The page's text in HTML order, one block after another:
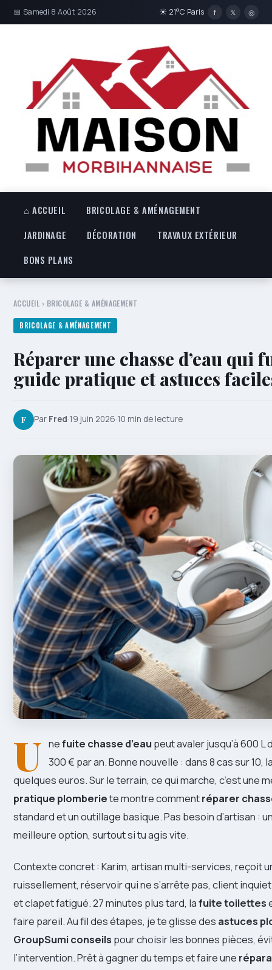
📅 Samedi 8 Août 2026 ☀ 21°C Paris f 𝕏 ◎
⌂ ACCUEIL
BRICOLAGE & AMÉNAGEMENT
JARDINAGE
DÉCORATION
TRAVAUX EXTÉRIEUR
BONS PLANS
ACCUEIL › BRICOLAGE & AMÉNAGEMENT
BRICOLAGE & AMÉNAGEMENT
Réparer une chasse d’eau qui
guide pratique et astuces
F Par Fred·19 juin 2026·10 min de lecture
U nefuite chasse d’eau peut avaler jusqu’à 600
300 € par an. Bonne nouvelle : dans 8 cas sur
quelques euros. Sur le terrain, ce qui marche, c’est une
pratique plomberiete montre commentréparer
standard et un outillage basique. Pas besoin d’artisan :
meilleure option, surtout si tu agis vite.
Contexte concret : Karim, artisan multi-services, reçoit
ruissellement, réservoir qui ne s’arrête pas, client
et clapet fatigué. 27 minutes plus tard, lafuite toilettes
faire pareil. Au fil des étapes, je te glisse des astuces
GroupSumi conseils pour choisir les bonnes pièces,
l’intervention. Prêt à gagner du temps et faire une